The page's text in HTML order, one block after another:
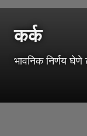
कर्क
भावनिक निर्णय